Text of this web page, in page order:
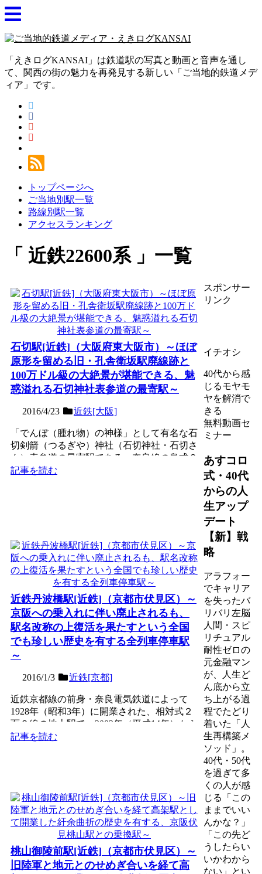
「えきログKANSAI」は鉄道駅の写真と動画と音声を通し
て、関西の街の魅力を再発見する新しい「ご当地的鉄道メデ
ィア」です。
トップページへ
ご当地別駅一覧
路線別駅一覧
アクセスランキング
近鉄22600系 一覧
石切駅[近鉄]（大阪府東大阪市）～ほぼ
原形を留める旧・孔舎衛坂駅廃線跡と
100万ドル級の大絶景が堪能できる、魅
惑溢れる石切神社表参道の最寄駅～
2016/4/23 近鉄[大阪]
「でんぼ（腫れ物）の神様」として有名な石
切剣箭（つるぎや）神社（石切神社・石切さ
ん）表参道の最寄駅である、奈良線の島式２
面４線の地上駅。駅西...
記事を読む
近鉄丹波橋駅[近鉄]（京都市伏見区）～
京阪への乗入れに伴い廃止されるも、
駅名改称の上復活を果たすという全国
でも珍しい歴史を有する全列車停車駅
～
2016/1/3 近鉄[京都]
近鉄京都線の前身・奈良電気鉄道によって
1928年（昭和3年）に開業された、相対式２
面２線の地上駅で、2002年（平成14年）から
の近鉄特急停...
記事を読む
桃山御陵前駅[近鉄]（京都市伏見区）～
旧陸軍と地元とのせめぎ合いを経て高
スポンサー
リンク
イチオシ
40代から感
じるモヤモ
ヤを解消で
きる
無料動画セ
ミナー
あすコロ
式・40代
からの人
生アップ
デート
【新】戦
略
アラフォー
でキャリア
を失ったバ
リバリ左脳
人間・スピ
リチュアル
耐性ゼロの
元金融マン
が、人生ど
ん底から立
ち上がる過
程でたどり
着いた「人
生再構築メ
ソッド」。
40代・50代
を過ぎて多
くの人が感
じる「この
ままでいい
んかな？」
「この先ど
うしたらい
いかわから
ない」とい